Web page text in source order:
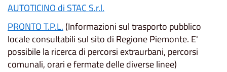
AUTOTICINO di STAC S.r.l.
PRONTO T.P.L. (Informazioni sul trasporto pubblico
locale consultabili sul sito di Regione Piemonte. E'
possibile la ricerca di percorsi extraurbani, percorsi
comunali, orari e fermate delle diverse linee)